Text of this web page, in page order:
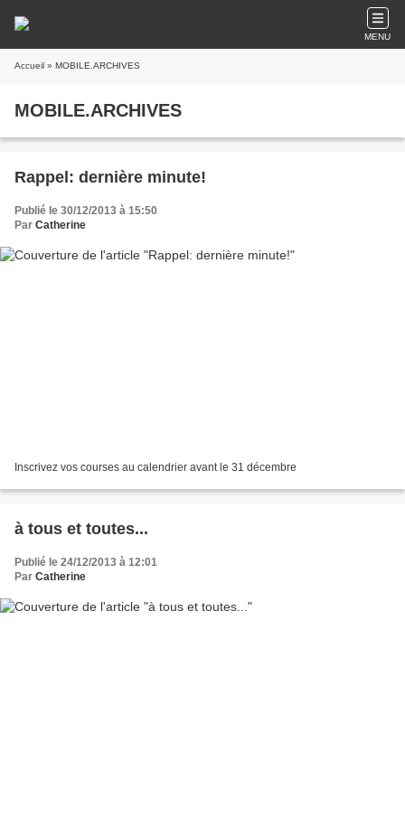
MENU
Accueil » MOBILE.ARCHIVES
MOBILE.ARCHIVES
Rappel: dernière minute!
Publié le 30/12/2013 à 15:50
Par Catherine
Inscrivez vos courses au calendrier avant le 31 décembre
à tous et toutes...
Publié le 24/12/2013 à 12:01
Par Catherine